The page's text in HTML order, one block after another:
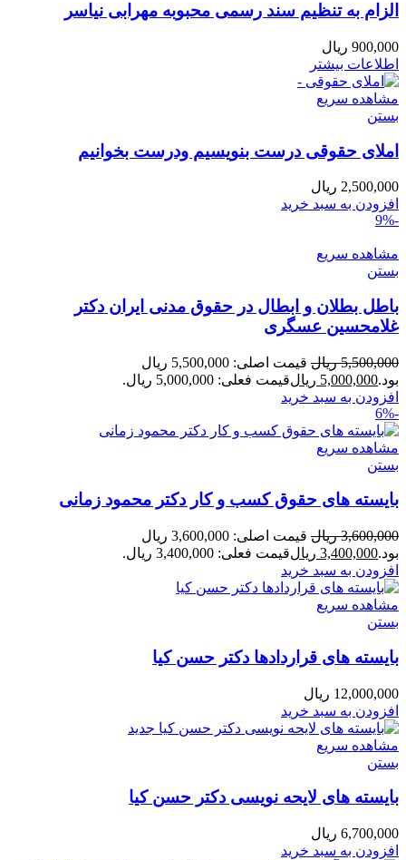
الزام به تنظیم سند رسمی محبوبه مهرابی نیاسر
900,000 ریال
اطلاعات بیشتر
مشاهده سریع
بستن
املای حقوقی درست بنویسیم ودرست بخوانیم
2,500,000 ریال
افزودن به سبد خرید
-9%
مشاهده سریع
بستن
باطل بطلان و ابطال در حقوق مدنی ایران دکتر
غلامحسین عسگری
5,500,000 ریال
قیمت اصلی: 5,500,000 ریال
بود.5,000,000 ریالقیمت فعلی: 5,000,000 ریال.
افزودن به سبد خرید
-6%
مشاهده سریع
بستن
بایسته های حقوق کسب و کار دکتر محمود زمانی
3,600,000 ریال
قیمت اصلی: 3,600,000 ریال
بود.3,400,000 ریالقیمت فعلی: 3,400,000 ریال.
افزودن به سبد خرید
مشاهده سریع
بستن
بایسته های قراردادها دکتر حسن کیا
12,000,000 ریال
افزودن به سبد خرید
مشاهده سریع
بستن
بایسته های لایحه نویسی دکتر حسن کیا
6,700,000 ریال
افزودن به سبد خرید